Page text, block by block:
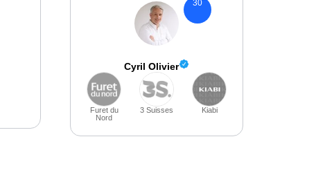
30
Cyril Olivier
Furet du
Nord
3 Suisses Kiabi